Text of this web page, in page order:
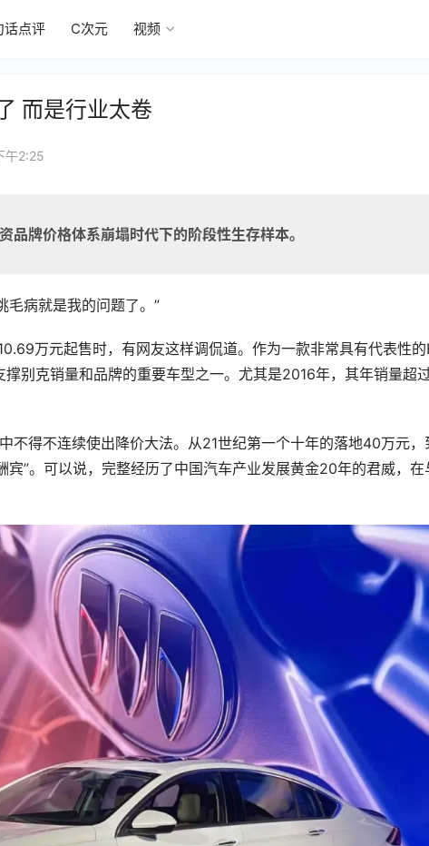
话点评 C次元 视频
而是行业太卷
午2:25
品牌价格体系崩塌时代下的阶段性生存样本。
毛病就是我的问题了。”
万元起售时，有网友这样调侃道。作为一款非常具有代表性的
别克销量和品牌的重要车型之一。尤其是2016年，其年销量超
不得不连续使出降价大法。从21世纪第一个十年的落地40万元，
”。可以说，完整经历了中国汽车产业发展黄金20年的君威，在